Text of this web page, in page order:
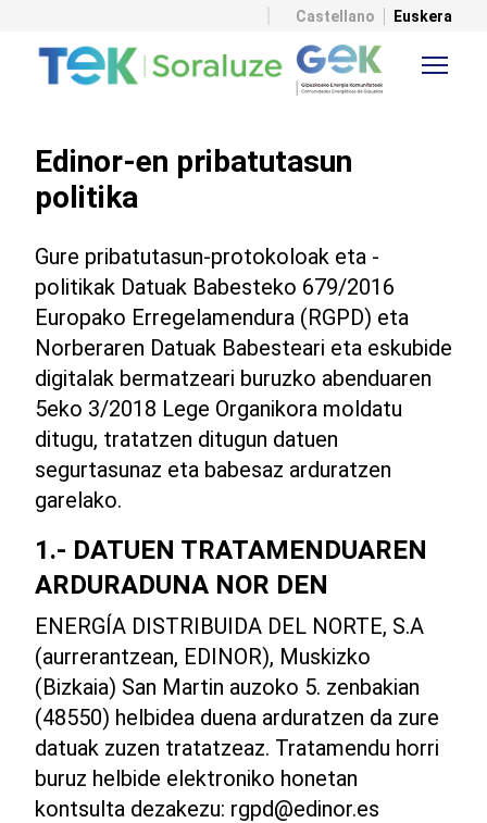
Castellano Euskera
Edinor-en pribatutasun
politika
Gure pribatutasun-protokoloak eta -
politikak Datuak Babesteko 679/2016
Europako Erregelamendura (RGPD) eta
Norberaren Datuak Babesteari eta eskubide
digitalak bermatzeari buruzko abenduaren
5eko 3/2018 Lege Organikora moldatu
ditugu, tratatzen ditugun datuen
segurtasunaz eta babesaz arduratzen
garelako.
1.- DATUEN TRATAMENDUAREN
ARDURADUNA NOR DEN
ENERGÍA DISTRIBUIDA DEL NORTE, S.A
(aurrerantzean, EDINOR), Muskizko
(Bizkaia) San Martin auzoko 5. zenbakian
(48550) helbidea duena arduratzen da zure
datuak zuzen tratatzeaz. Tratamendu horri
buruz helbide elektroniko honetan
kontsulta dezakezu: rgpd@edinor.es